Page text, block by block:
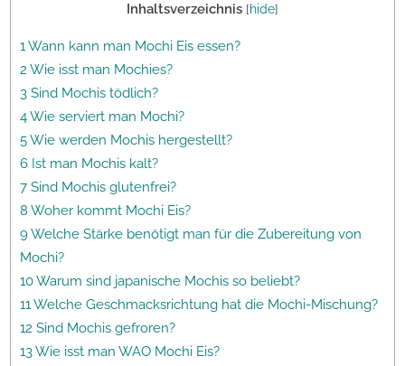
Inhaltsverzeichnis [hide]
1 Wann kann man Mochi Eis essen?
2 Wie isst man Mochies?
3 Sind Mochis tödlich?
4 Wie serviert man Mochi?
5 Wie werden Mochis hergestellt?
6 Ist man Mochis kalt?
7 Sind Mochis glutenfrei?
8 Woher kommt Mochi Eis?
9 Welche Stärke benötigt man für die Zubereitung von
Mochi?
10 Warum sind japanische Mochis so beliebt?
11 Welche Geschmacksrichtung hat die Mochi-Mischung?
12 Sind Mochis gefroren?
13 Wie isst man WAO Mochi Eis?